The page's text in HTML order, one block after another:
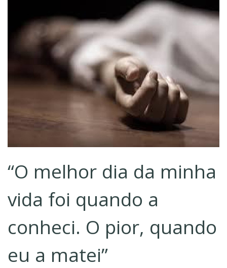
“O melhor dia da minha
vida foi quando a
conheci. O pior, quando
eu a matei”